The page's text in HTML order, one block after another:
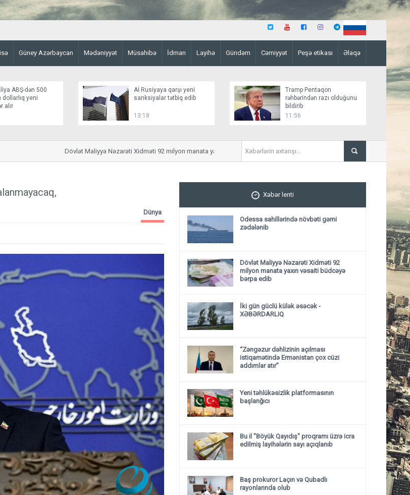
Güney Azərbaycan Mədəniyyət Müsahibə İdman Layihə Gündəm Cəmiyyət Peşə etikası Əlaqə
ABŞ-dən 500
dollarlıq yeni
alır
Aİ Rusiyaya qarşı yeni
sanksiyalar tətbiq edib
13:18
Tramp Pentaqon
rəhbərindən razı olduğunu
bildirib
11:56
Dövlət Maliyyə Nəzarəti Xidməti 92 milyon manata yaxın vəsaiti büdcəyə bərpa edib İki gün güclü külək
Dünya
Xəbər lenti
Odessa sahillərində növbəti gəmi
zədələnib
Dövlət Maliyyə Nəzarəti Xidməti 92
milyon manata yaxın vəsaiti büdcəyə
bərpa edib
İki gün güclü külək əsəcək -
XƏBƏRDARLIQ
“Zəngəzur dəhlizinin açılması
istiqamətində Ermənistan çox cüzi
addımlar atır”
Yeni təhlükəsizlik platformasının
başlanğıcı
Bu il "Böyük Qayıdış" proqramı üzrə icra
edilmiş layihələrin sayı açıqlanıb
Baş prokuror Laçın və Qubadlı
rayonlarında olub